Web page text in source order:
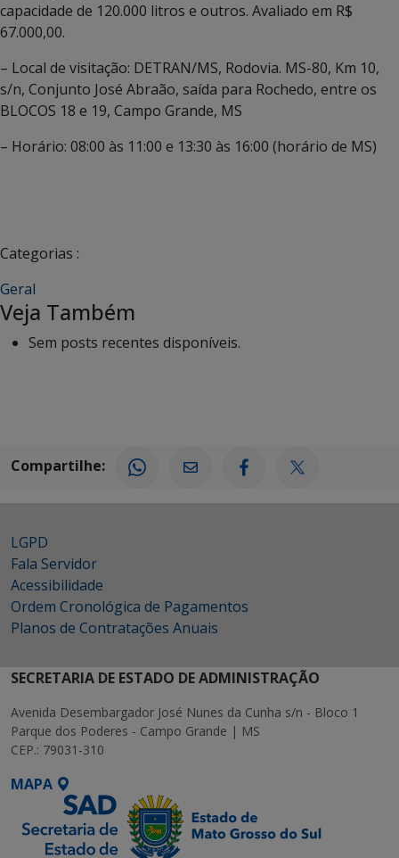
capacidade de 120.000 litros e outros. Avaliado em R$
67.000,00.
– Local de visitação: DETRAN/MS, Rodovia. MS-80, Km 10,
s/n, Conjunto José Abraão, saída para Rochedo, entre os
BLOCOS 18 e 19, Campo Grande, MS
– Horário: 08:00 às 11:00 e 13:30 às 16:00 (horário de MS)
Categorias :
Geral
Veja Também
Sem posts recentes disponíveis.
Compartilhe:
LGPD
Fala Servidor
Acessibilidade
Ordem Cronológica de Pagamentos
Planos de Contratações Anuais
SECRETARIA DE ESTADO DE ADMINISTRAÇÃO
Avenida Desembargador José Nunes da Cunha s/n - Bloco 1
Parque dos Poderes - Campo Grande | MS
CEP.: 79031-310
MAPA